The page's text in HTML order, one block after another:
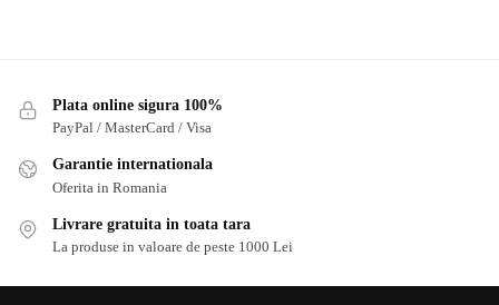
Plata online sigura 100%
PayPal / MasterCard / Visa
Garantie internationala
Oferita in Romania
Livrare gratuita in toata tara
La produse in valoare de peste 1000 Lei